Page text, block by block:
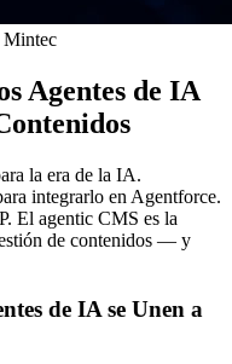
Mintec
Agentes de IA
la era de la IA.
integrarlo en Agentforce.
El agentic CMS es la
de contenidos — y
de IA se Unen a